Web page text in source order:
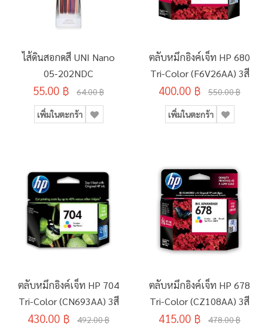
ไส้ดินสอกดสี UNI Nano
05-202NDC
55.00 ฿ 64.00 ฿
เพิ่มในตะกร้า
ตลับหมึกอิงค์เจ็ท HP 680
Tri-Color (F6V26AA) 3สี
400.00 ฿ 550.00 ฿
เพิ่มในตะกร้า
ตลับหมึกอิงค์เจ็ท HP 704
Tri-Color (CN693AA) 3สี
430.00 ฿ 492.00 ฿
ตลับหมึกอิงค์เจ็ท HP 678
Tri-Color (CZ108AA) 3สี
415.00 ฿ 478.00 ฿